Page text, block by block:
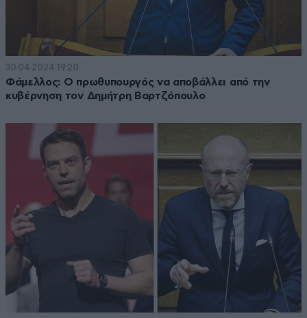
30·04·2024 19:20
Φάμελλος: Ο πρωθυπουργός να αποβάλλει από την
κυβέρνηση τον Δημήτρη Βαρτζόπουλο